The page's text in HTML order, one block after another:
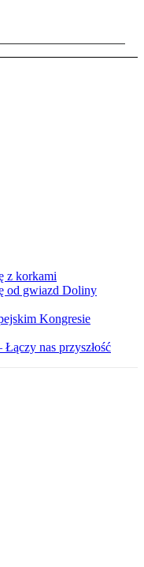
z korkami
od gwiazd Doliny
Kongresie
nas przyszłość